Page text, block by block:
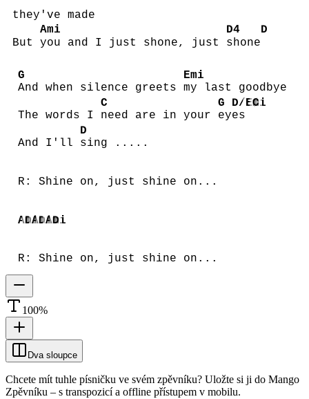
they've made
But
Ami
you and I just shone, just
D4
shone
D
G
And when silence greets
Emi
my last goodbye
The words I
C
need are in your
G
ey
D/F♯
es
Emi
C
And I'll
D
sing .....
R: Shine on, just shine on...
Ami
DAmi
DAmi
D
R: Shine on, just shine on...
100%
Dva sloupce
Chcete mít tuhle písničku ve svém zpěvníku? Uložte si ji do Mango
Zpěvníku – s transpozicí a offline přístupem v mobilu.